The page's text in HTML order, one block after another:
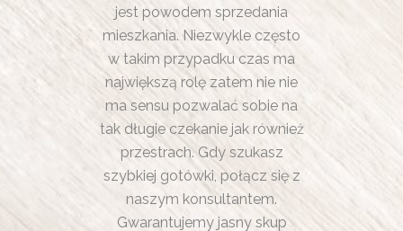
jest powodem sprzedania
mieszkania. Niezwykle często
w takim przypadku czas ma
największą rolę zatem nie nie
ma sensu pozwalać sobie na
tak długie czekanie jak również
przestrach. Gdy szukasz
szybkiej gotówki, połącz się z
naszym konsultantem.
Gwarantujemy jasny skup